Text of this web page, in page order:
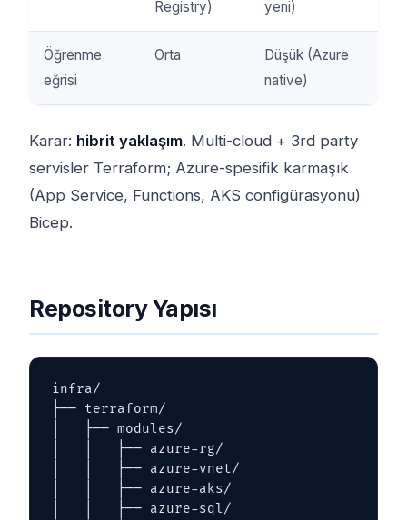
Registry)
yeni)
Öğrenme
eğrisi
Orta
Düşük (Azure
native)
Karar: hibrit yaklaşım. Multi-cloud + 3rd party
servisler Terraform; Azure-spesifik karmaşık
(App Service, Functions, AKS configürasyonu)
Bicep.
Repository Yapısı
infra/
├── terraform/
│   ├── modules/
│   │   ├── azure-rg/
│   │   ├── azure-vnet/
│   │   ├── azure-aks/
│   │   ├── azure-sql/